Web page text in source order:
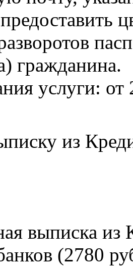
гражданина.
услуги: от
из
выписка из
(2780